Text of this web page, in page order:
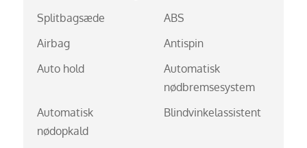
Splitbagsæde
ABS
Airbag
Antispin
Auto hold
Automatisk
nødbremsesystem
Automatisk
nødopkald
Blindvinkelassistent